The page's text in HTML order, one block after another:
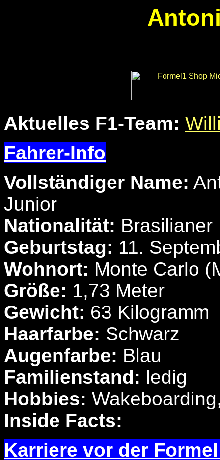
Aktuelles F1-Team:
Fahrer-Info
Vollständiger Name:
Junior
Nationalität: Brasilianer
Geburtstag: 11.
Wohnort: Monte Carlo
Größe: 1,73 Meter
Gewicht: 63 Kilogramm
Haarfarbe: Schwarz
Augenfarbe: Blau
Familienstand: ledig
Hobbies:
Inside Facts:
Karriere vor der